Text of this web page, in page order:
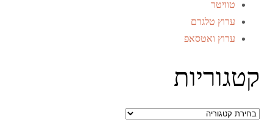
טוויטר
ערוץ טלגרם
ערוץ ואטסאפ
קטגוריות
קטגוריות